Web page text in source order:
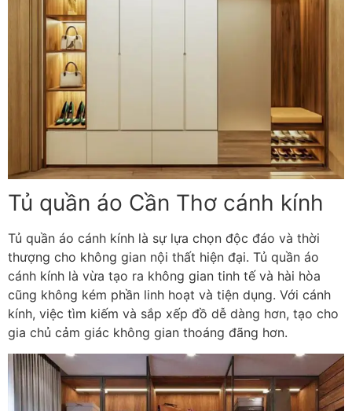
Tủ quần áo Cần Thơ cánh kính
Tủ quần áo cánh kính là sự lựa chọn độc đáo và thời
thượng cho không gian nội thất hiện đại. Tủ quần áo
cánh kính là vừa tạo ra không gian tinh tế và hài hòa
cũng không kém phần linh hoạt và tiện dụng. Với cánh
kính, việc tìm kiếm và sắp xếp đồ dễ dàng hơn, tạo cho
gia chủ cảm giác không gian thoáng đãng hơn.